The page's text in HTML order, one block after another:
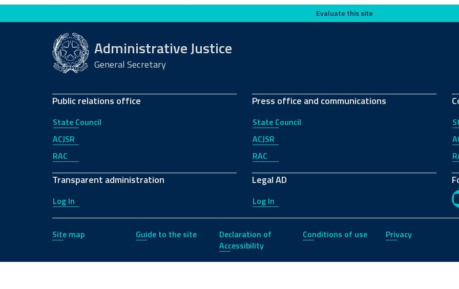
Evaluate this site Evaluate this site
Administrative Justice
General Secretary
Public relations office
State Council
ACJSR
RAC
Transparent administration
Log In
Press office and communications
State Council
ACJSR
RAC
Legal AD
Log In
Site map Guide to the site
Declaration of
Accessibility
Conditions of use Privacy